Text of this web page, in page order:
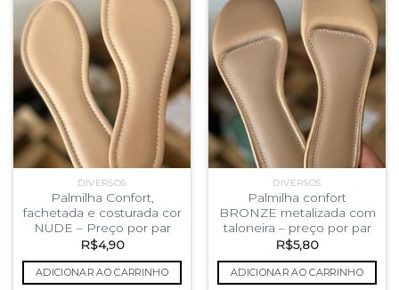
DIVERSOS
Palmilha Confort,
fachetada e costurada cor
NUDE – Preço por par
R$4,90
ADICIONAR AO CARRINHO
DIVERSOS
Palmilha confort
BRONZE metalizada com
taloneira – preço por par
R$5,80
ADICIONAR AO CARRINHO